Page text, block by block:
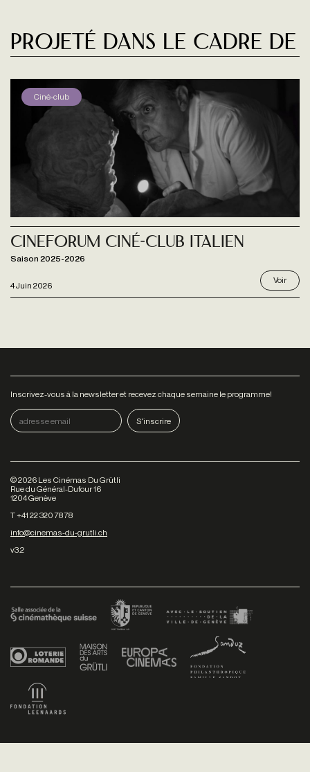
Projeté dans le cadre de
Ciné-club
4 Juin 2026
Cineforum Ciné-club Italien
Saison 2025-2026
Voir
Inscrivez-vous à la newsletter et recevez chaque semaine le programme!
©2026 Les Cinémas Du Grütli
Rue du Général-Dufour 16
1204 Genève
T +41 22 320 78 78
info@cinemas-du-grutli.ch
v3.2